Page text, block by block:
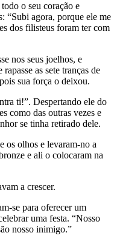
o seu coração e
“Subi agora, porque ele me
dos filisteus foram ter com
nos seus joelhos, e
as sete tranças de
sua força o deixou.
ti!”. Despertando ele do
como das outras vezes e
se tinha retirado dele.
os olhos e levaram-no a
e ali o colocaram na
a crescer.
se para oferecer um
uma festa. “Nosso
nosso inimigo.”